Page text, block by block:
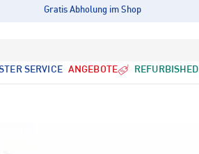
Gratis Abholung im Shop
SERVICE ANGEBOTE REFURBISHED